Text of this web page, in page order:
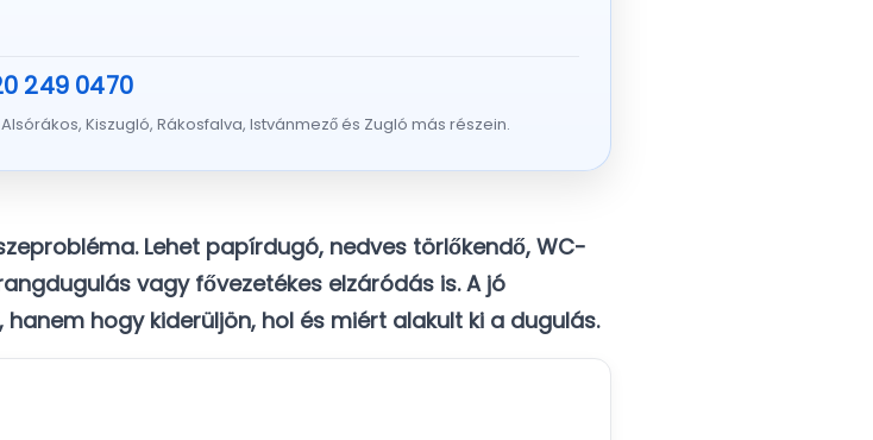
249 0470
Kiszugló, Rákosfalva, Istvánmező és Zugló más részein.
Lehet papírdugó, nedves törlőkendő, WC-
vagy fővezetékes elzáródás is. A jó
hogy kiderüljön, hol és miért alakult ki a dugulás.